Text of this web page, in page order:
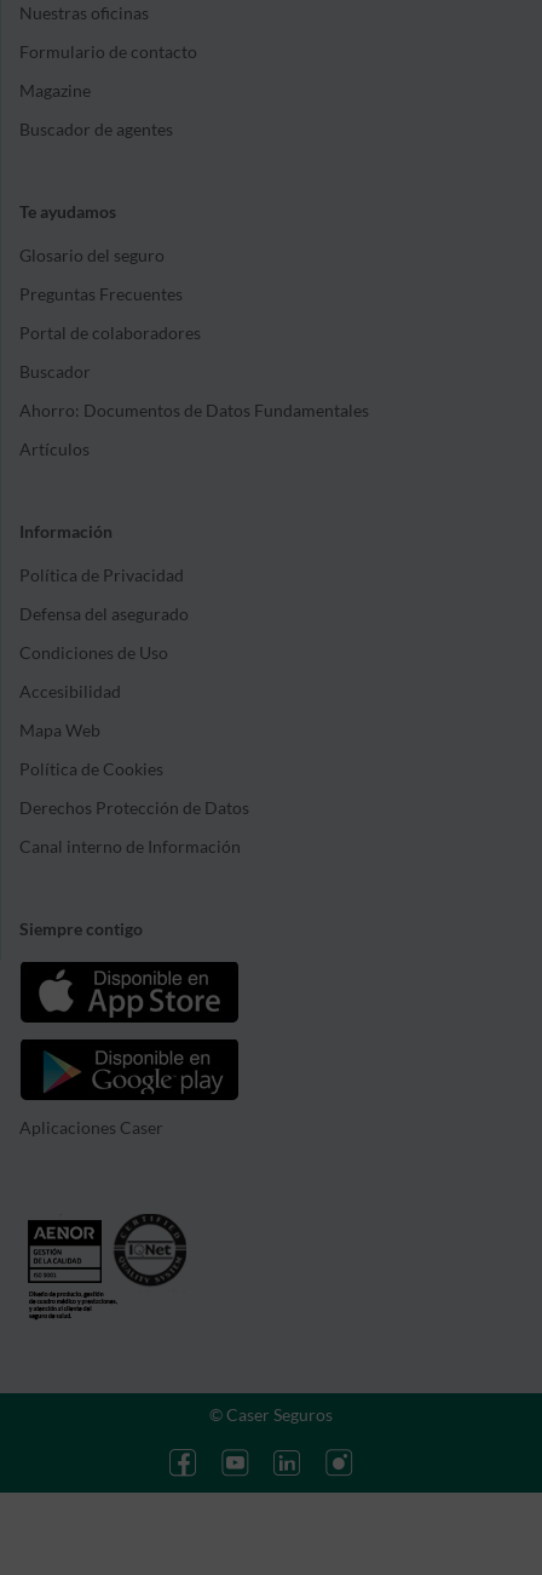
Nuestras oficinas
Formulario de contacto
Magazine
Buscador de agentes
Te ayudamos
Glosario del seguro
Preguntas Frecuentes
Portal de colaboradores
Buscador
Ahorro: Documentos de Datos Fundamentales
Artículos
Información
Política de Privacidad
Defensa del asegurado
Condiciones de Uso
Accesibilidad
Mapa Web
Política de Cookies
Derechos Protección de Datos
Canal interno de Información
Siempre contigo
Aplicaciones Caser
© Caser Seguros